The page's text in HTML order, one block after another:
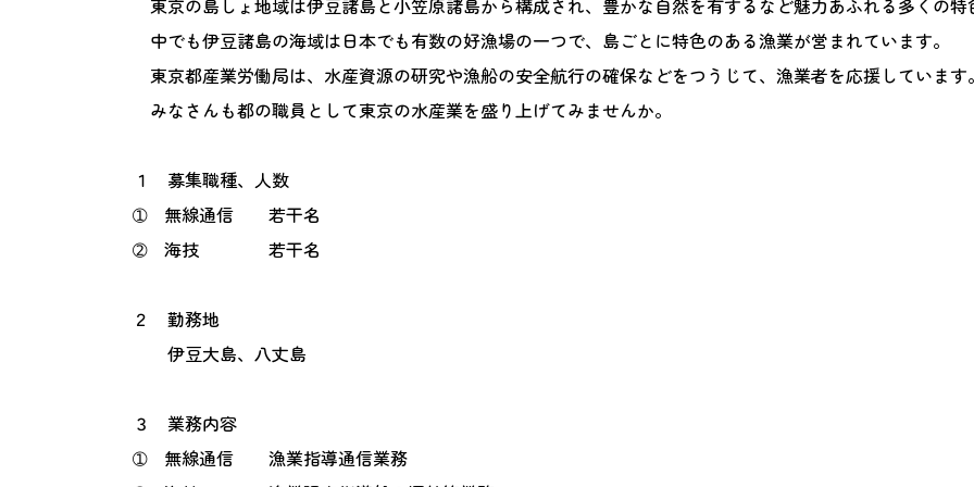
東京の島しょ地域は伊豆諸島と小笠原諸島から構成され、豊かな自然を有するなど魅力あふれる多くの特
中でも伊豆諸島の海域は日本でも有数の好漁場の一つで、島ごとに特色のある漁業が営まれています。
東京都産業労働局は、水産資源の研究や漁船の安全航行の確保などをつうじて、漁業者を応援しています。
みなさんも都の職員として東京の水産業を盛り上げてみませんか。
１ 募集職種、人数
➀ 無線通信 若干名
➁ 海技 若干名
２ 勤務地
伊豆大島、八丈島
３ 業務内容
➀ 無線通信 漁業指導通信業務